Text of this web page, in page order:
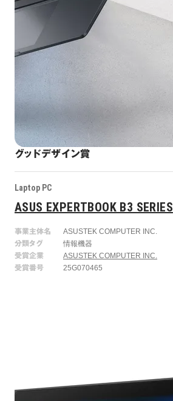
グッドデザイン賞
Laptop PC​
ASUS EXPERTBOOK B3 SERIES
事業主体名
ASUSTEK COMPUTER INC.
分類タグ
情報機器
受賞企業
ASUSTEK COMPUTER INC.
受賞番号
25G070465